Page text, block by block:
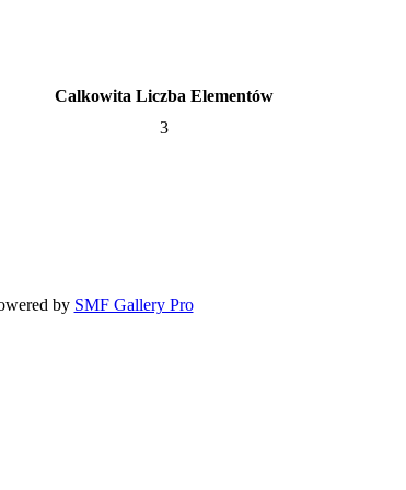
Calkowita Liczba Elementów
3
by SMF Gallery Pro